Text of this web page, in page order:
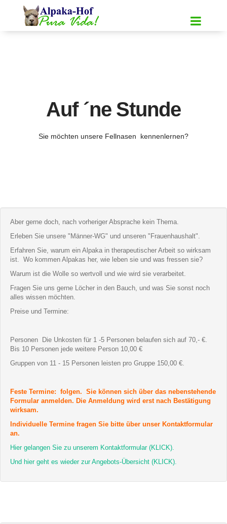
Auf ´ne Stunde
Sie möchten unsere Fellnasen kennenlernen?
Aber gerne doch, nach vorheriger Absprache kein Thema.
Erleben Sie unsere "Männer-WG" und unseren "Frauenhaushalt".
Erfahren Sie, warum ein Alpaka in therapeutischer Arbeit so wirksam
ist. Wo kommen Alpakas her, wie leben sie und was fressen sie?
Warum ist die Wolle so wertvoll und wie wird sie verarbeitet.
Fragen Sie uns gerne Löcher in den Bauch, und was Sie sonst noch
alles wissen möchten.
Preise und Termine:
Personen Die Unkosten für 1 -5 Personen belaufen sich auf 70,- €.
Bis 10 Personen jede weitere Person 10,00 €
Gruppen von 11 - 15 Personen leisten pro Gruppe 150,00 €.
Feste Termine: folgen. Sie können sich über das nebenstehende
Formular anmelden. Die Anmeldung wird erst nach Bestätigung
wirksam.
Individuelle Termine fragen Sie bitte über unser Kontaktformular
an.
Hier gelangen Sie zu unserem Kontaktformular (KLICK).
Und hier geht es wieder zur Angebots-Übersicht (KLICK).